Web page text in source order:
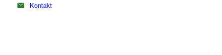
Kontakt